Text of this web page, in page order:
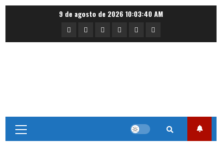
9 de agosto de 2026 10:03:40 AM
PortadaNacionalInternacional
DeportesRegional
Local
Primary
Menu